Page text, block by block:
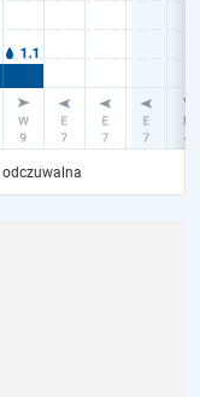
odczuwalna